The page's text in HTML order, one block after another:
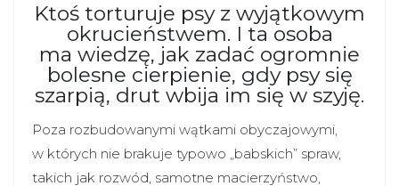
Ktoś torturuje psy z wyjątkowym
okrucieństwem. I ta osoba
ma wiedzę, jak zadać ogromnie
bolesne cierpienie, gdy psy się
szarpią, drut wbija im się w szyję.
Poza rozbudowanymi wątkami obyczajowymi,
w których nie brakuje typowo „babskich” spraw,
takich jak rozwód, samotne macierzyństwo,